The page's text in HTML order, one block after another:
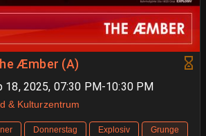
Æmber (A)
18, 2025, 07:30 PM-10:30 PM
& Kulturzentrum
Donnerstag Explosiv
Grunge